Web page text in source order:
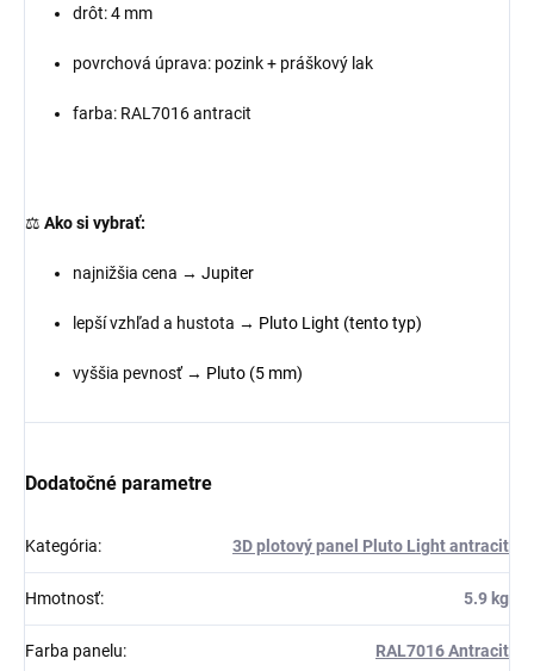
drôt: 4 mm
povrchová úprava: pozink + práškový lak
farba: RAL7016 antracit
⚖️ Ako si vybrať:
najnižšia cena → Jupiter
lepší vzhľad a hustota → Pluto Light (tento typ)
vyššia pevnosť → Pluto (5 mm)
Dodatočné parametre
Kategória: 3D plotový panel Pluto Light antracit
Hmotnosť: 5.9 kg
Farba panelu: RAL7016 Antracit